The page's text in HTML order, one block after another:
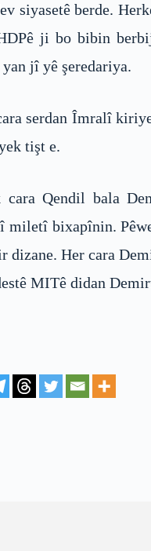
siyasetê berde.
ji bo bibin
jî yê şeredariya.
serdan Îmralî
tişt e.
Qendil bala
miletî bixapînin.
Her cara
MITê didan